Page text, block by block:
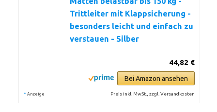
Trittleiter mit Klappsicherung -
besonders leicht und einfach zu
verstauen - Silber
44,82 €
Bei Amazon ansehen
* Anzeige Preis inkl. MwSt., zzgl. Versandkosten